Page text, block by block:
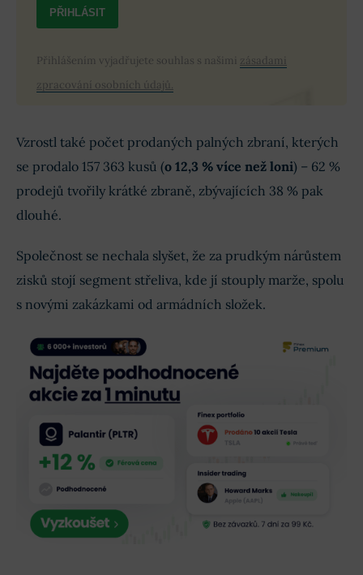
PŘIHLÁSIT
Přihlášením vyjadřujete souhlas s našimi zásadami
zpracování osobních údajů.
Vzrostl také počet prodaných palných zbraní, kterých
se prodalo 157 363 kusů (o 12,3 % více než loni) – 62 %
prodejů tvořily krátké zbraně, zbývajících 38 % pak
dlouhé.
Společnost se nechala slyšet, že za prudkým nárůstem
zisků stojí segment střeliva, kde jí stouply marže, spolu
s novými zakázkami od armádních složek.